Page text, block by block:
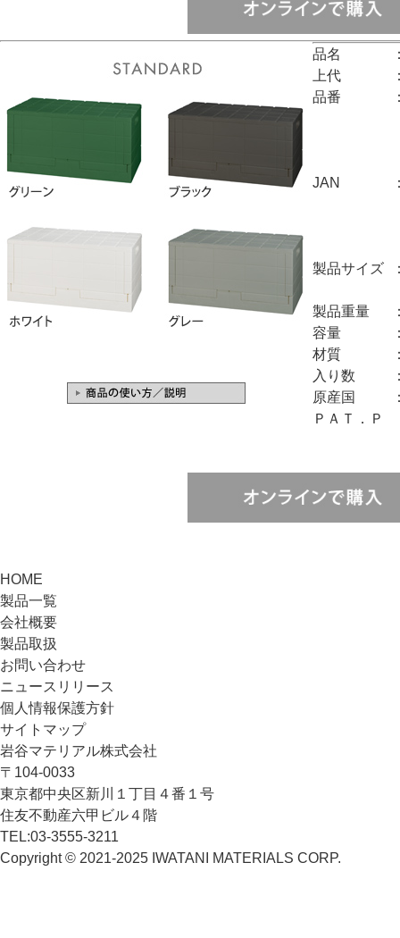
品名
上代
品番
JAN
製品サイズ
製品重量
容量
材質
入り数
原産国
ＰＡＴ．Ｐ
HOME
製品一覧
会社概要
製品取扱
お問い合わせ
ニュースリリース
個人情報保護方針
サイトマップ
岩谷マテリアル株式会社
〒104-0033
東京都中央区新川１丁目４番１号
住友不動産六甲ビル４階
TEL:03-3555-3211
Copyright © 2021-2025 IWATANI MATERIALS CORP.